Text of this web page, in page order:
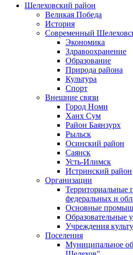
Шелеховский район
Великая Победа
История
Современный
Экономика
Здравоохранение
Образование
Природа района
Культура
Спорт
Внешние связи
Город Номи
Ханх Сум
Район Баянзурх
Рыльск
Осинский район
Саянск
Усть-Илимск
Истринский район
Организации
Территориальные
федеральных и
Основные
Образовательные
Учреждения
Поселения
Муниципальное